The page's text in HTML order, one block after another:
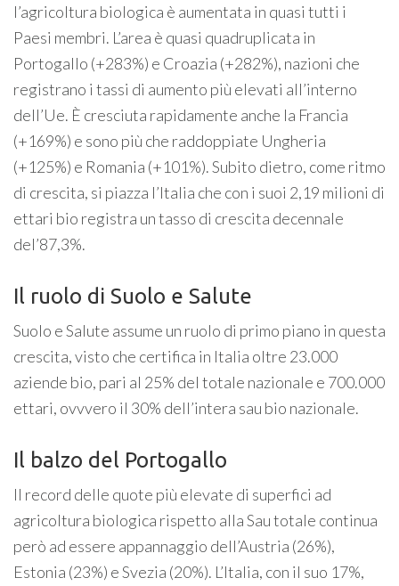
l’agricoltura biologica è aumentata in quasi tutti i
Paesi membri. L’area è quasi quadruplicata in
Portogallo (+283%) e Croazia (+282%), nazioni che
registrano i tassi di aumento più elevati all’interno
dell’Ue. È cresciuta rapidamente anche la Francia
(+169%) e sono più che raddoppiate Ungheria
(+125%) e Romania (+101%). Subito dietro, come ritmo
di crescita, si piazza l’Italia che con i suoi 2,19 milioni di
ettari bio registra un tasso di crescita decennale
del’87,3%.
Il ruolo di Suolo e Salute
Suolo e Salute assume un ruolo di primo piano in questa
crescita, visto che certifica in Italia oltre 23.000
aziende bio, pari al 25% del totale nazionale e 700.000
ettari, ovvvero il 30% dell’intera sau bio nazionale.
Il balzo del Portogallo
Il record delle quote più elevate di superfici ad
agricoltura biologica rispetto alla Sau totale continua
però ad essere appannaggio dell’Austria (26%),
Estonia (23%) e Svezia (20%). L’Italia, con il suo 17%,